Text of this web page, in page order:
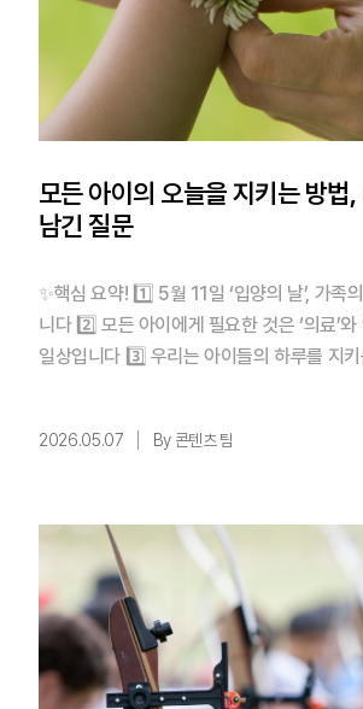
모든 아이의 오늘을 지키는 방법,
남긴 질문
✨핵심 요약! 1️⃣ 5월 11일 ‘입양의 날’, 가족
니다 2️⃣ 모든 아이에게 필요한 것은 ‘의료’와 ‘식사’라는 기본적인
일상입니다 3️⃣ 우리는 아이들의 하루를 지
2026.05.07 By 콘텐츠 팀